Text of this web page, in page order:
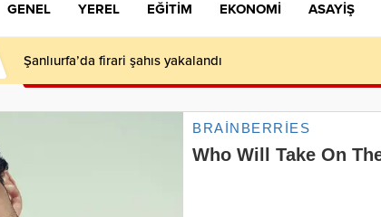
GENEL YEREL EĞİTİM EKONOMİ ASAYİŞ
Şanlıurfa’da firari şahıs yakalandı